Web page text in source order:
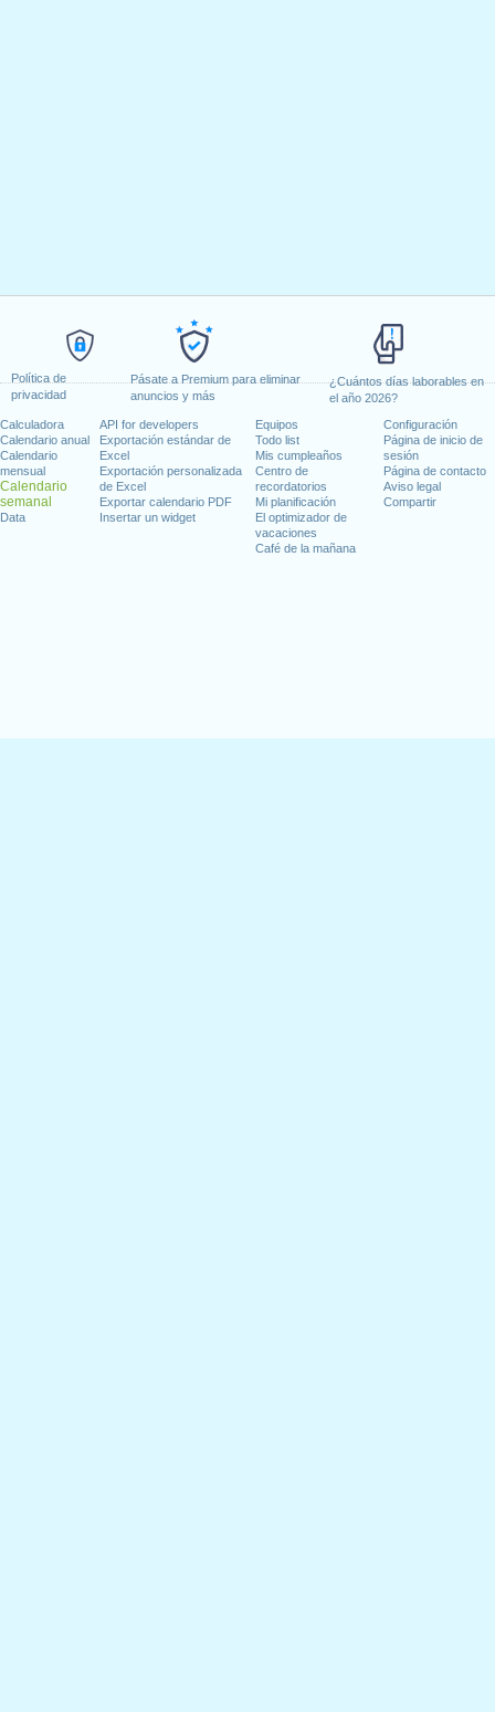
Política de
privacidad
Pásate a Premium para eliminar
anuncios y más
¿Cuántos días laborables en
el año 2026?
Calculadora
Calendario anual
Calendario
mensual
Calendario
semanal
Data
API for developers
Exportación estándar de
Excel
Exportación personalizada
de Excel
Exportar calendario PDF
Insertar un widget
Equipos
Todo list
Mis cumpleaños
Centro de
recordatorios
Mi planificación
El optimizador de
vacaciones
Café de la mañana
Configuración
Página de inicio de
sesión
Página de contacto
Aviso legal
Compartir